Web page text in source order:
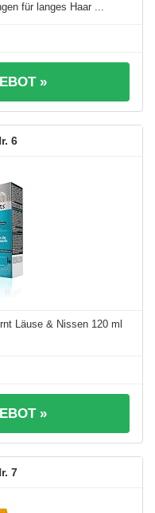
für langes Haar ...
»
6
Läuse & Nissen 120 ml
»
7